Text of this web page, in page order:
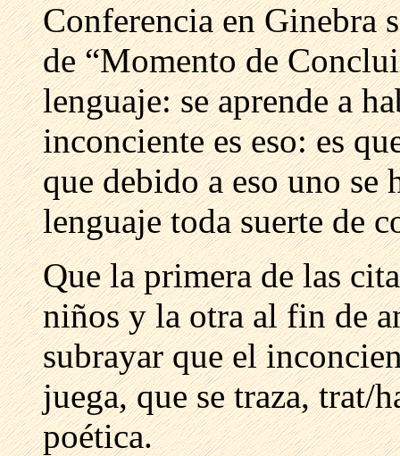
Conferencia en Ginebra
de “Momento de
lenguaje: se aprende a
inconciente es eso: es
que debido a eso uno se
lenguaje toda suerte de
Que la primera de las
niños y la otra al fin de
subrayar que el
juega, que se traza, trat/
poética.